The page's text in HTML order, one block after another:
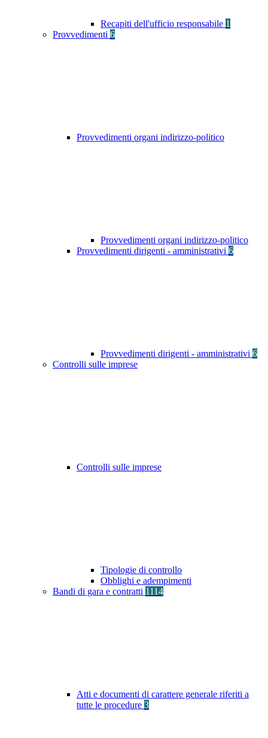
Recapiti dell'ufficio responsabile 1
Provvedimenti 6
Provvedimenti organi indirizzo-politico
Provvedimenti organi indirizzo-politico
Provvedimenti dirigenti - amministrativi 6
Provvedimenti dirigenti - amministrativi 6
Controlli sulle imprese
Controlli sulle imprese
Tipologie di controllo
Obblighi e adempimenti
Bandi di gara e contratti 1114
Atti e documenti di carattere generale riferiti a
tutte le procedure 3